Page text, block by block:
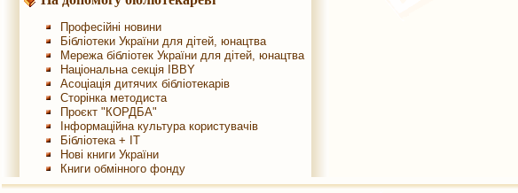
Професійні новини
Бібліотеки України для дітей, юнацтва
Мережа бібліотек України для дітей, юнацтва
Національна секція IBBY
Асоціація дитячих бібліотекарів
Сторінка методиста
Проєкт "КОРДБА"
Інформаційна культура користувачів
Бібліотека + IT
Нові книги України
Книги обмінного фонду